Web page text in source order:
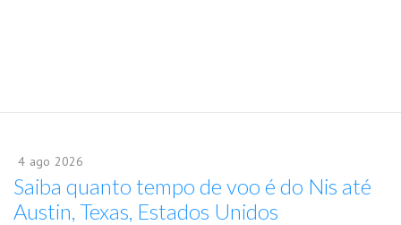
4 ago 2026
Saiba quanto tempo de voo é do Nis até
Austin, Texas, Estados Unidos